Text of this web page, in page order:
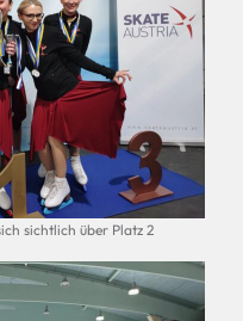
sichtlich über Platz 2